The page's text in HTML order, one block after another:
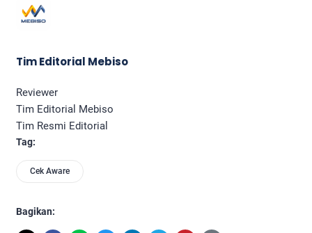
Tim Editorial Mebiso
Reviewer
Tim Editorial Mebiso
Tim Resmi Editorial
Tag:
Cek Aware
Bagikan: